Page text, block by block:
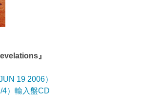
』
19 2006）
4）輸入盤CD